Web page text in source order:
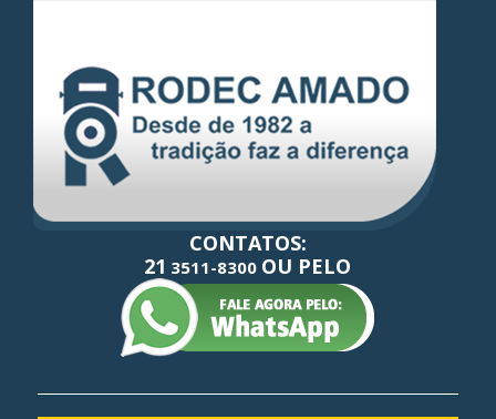
CONTATOS:
21 3511-8300 OU PELO